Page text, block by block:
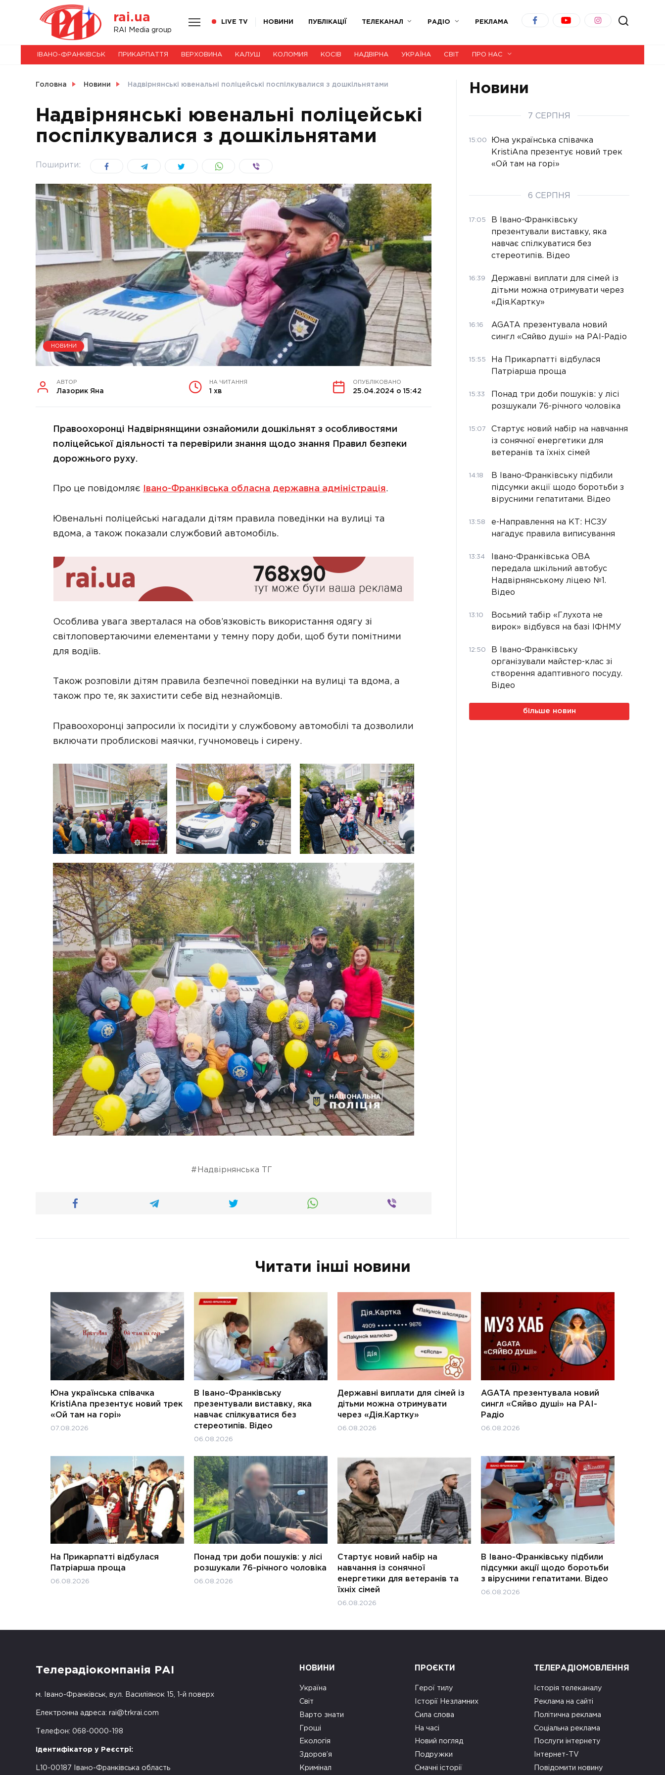
rai.ua
RAI Media group
LIVE TV НОВИНИ ПУБЛІКАЦІЇ ТЕЛЕКАНАЛ РАДІО РЕКЛАМА
НОВИНИ
СВІТ
УКРАЇНА
ІВАНО-ФРАНКІВСЬК ПРИКАРПАТТЯ ВЕРХОВИНА КАЛУШ КОЛОМИЯ КОСІВ НАДВІРНА УКРАЇНА СВІТ ПРО НАС
Головна Новини Надвірнянські ювенальні поліцейські поспілкувалися з дошкільнятами
Надвірнянські ювенальні поліцейські
поспілкувалися з дошкільнятами
Поширити:
НОВИНИ
АВТОР
Лазорик Яна
НА ЧИТАННЯ
1 хв
ОПУБЛІКОВАНО
25.04.2024 о 15:42
Правоохоронці Надвірнянщини ознайомили дошкільнят з особливостями
поліцейської діяльності та перевірили знання щодо знання Правил безпеки
дорожнього руху.
Про це повідомляє Івано-Франківська обласна державна адміністрація.
Ювенальні поліцейські нагадали дітям правила поведінки на вулиці та
вдома, а також показали службовий автомобіль.
Особлива увага зверталася на обов’язковість використання одягу зі
світлоповертаючими елементами у темну пору доби, щоб бути помітними
для водіїв.
Також розповіли дітям правила безпечної поведінки на вулиці та вдома, а
також про те, як захистити себе від незнайомців.
Правоохоронці запросили їх посидіти у службовому автомобілі та дозволили
включати проблискові маячки, гучномовець і сирену.
Надвірнянська ТГ
Новини
7 СЕРПНЯ
15:00
Юна українська співачка
KristiAna презентує новий трек
«Ой там на горі»
6 СЕРПНЯ
17:05
В Івано-Франківську
презентували виставку, яка
навчає спілкуватися без
стереотипів. Відео
16:39
Державні виплати для сімей із
дітьми можна отримувати через
«Дія.Картку»
16:16
AGATA презентувала новий
сингл «Сяйво душі» на РАІ-Радіо
15:55
На Прикарпатті відбулася
Патріарша проща
15:33
Понад три доби пошуків: у лісі
розшукали 76-річного чоловіка
15:07
Стартує новий набір на навчання
із сонячної енергетики для
ветеранів та їхніх сімей
14:18
В Івано-Франківську підбили
підсумки акції щодо боротьби з
вірусними гепатитами. Відео
13:58
е-Направлення на КТ: НСЗУ
нагадує правила виписування
13:34
Івано-Франківська ОВА
передала шкільний автобус
Надвірнянському ліцею №1.
Відео
13:10
Восьмий табір «Глухота не
вирок» відбувся на базі ІФНМУ
12:50
В Івано-Франківську
організували майстер-клас зі
створення адаптивного посуду.
Відео
більше новин
Читати інші новини
Юна українська співачка
KristiAna презентує новий трек
«Ой там на горі»
07.08.2026
В Івано-Франківську
презентували виставку, яка
навчає спілкуватися без
стереотипів. Відео
06.08.2026
Державні виплати для сімей із
дітьми можна отримувати
через «Дія.Картку»
06.08.2026
AGATA презентувала новий
сингл «Сяйво душі» на РАІ-
Радіо
06.08.2026
На Прикарпатті відбулася
Патріарша проща
06.08.2026
Понад три доби пошуків: у лісі
розшукали 76-річного чоловіка
06.08.2026
Стартує новий набір на
навчання із сонячної
енергетики для ветеранів та
їхніх сімей
06.08.2026
В Івано-Франківську підбили
підсумки акції щодо боротьби
з вірусними гепатитами. Відео
06.08.2026
Телерадіокомпанія РАІ
м. Івано-Франківськ, вул. Василіянок 15, 1-й поверх
Електронна адреса: rai@trkrai.com
Телефон: 068-0000-198
Ідентифікатор у Реєстрі:
L10-00187 Івано-Франківська область
НОВИНИ
Україна
Світ
Варто знати
Гроші
Екологія
Здоров’я
Кримінал
ПРОЄКТИ
Герої тилу
Історії Незламних
Сила слова
На часі
Новий погляд
Подружки
Смачні історії
ТЕЛЕРАДІОМОВЛЕННЯ
Історія телеканалу
Реклама на сайті
Політична реклама
Соціальна реклама
Послуги інтернету
Інтернет-TV
Повідомити новину